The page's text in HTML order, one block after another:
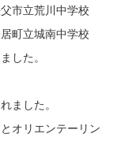
市立荒川中学校
町立城南中学校
した。
ました。
オリエンテーリン